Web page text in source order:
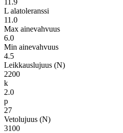
L alatoleranssi
11.0
Max ainevahvuus
6.0
Min ainevahvuus
4.5
Leikkauslujuus (N)
2200
k
2.0
p
27
Vetolujuus (N)
3100